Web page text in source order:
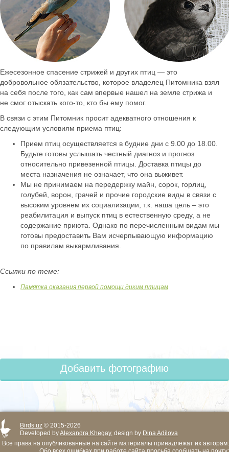
Ежесезонное спасение стрижей и других птиц — это
добровольное обязательство, которое владелец Питомника взял
на себя после того, как сам впервые нашел на земле стрижа и
не смог отыскать кого-то, кто бы ему помог.
В связи с этим Питомник просит адекватного отношения к
следующим условиям приема птиц:
Прием птиц осуществляется в будние дни с 9.00 до 18.00.
Будьте готовы услышать честный диагноз и прогноз
относительно привезенной птицы. Доставка птицы до
места назначения не означает, что она выживет.
Мы не принимаем на передержку майн, сорок, горлиц,
голубей, ворон, грачей и прочие городские виды в связи с
высоким уровнем их социализации, т.к. наша цель – это
реабилитация и выпуск птиц в естественную среду, а не
содержание приюта. Однако по перечисленным видам мы
готовы предоставить Вам исчерпывающую информацию
по правилам выкармливания.
Ссылки по теме:
Памятка оказания первой помощи диким птицам
Добавить фотографию
Birds.uz © 2015-2026
Developed byAlexandra Khegay, design by Dina Adilova
Все права на опубликованные на сайте материалы принадлежат их авторам.